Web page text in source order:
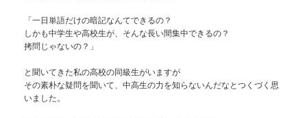
「一日単語だけの暗記なんてできるの？
しかも中学生や高校生が、そんな長い間集中できるの？
拷問じゃないの？」
と聞いてきた私の高校の同級生がいますが
その素朴な疑問を聞いて、中高生の力を知らないんだなとつくづく思
いました。